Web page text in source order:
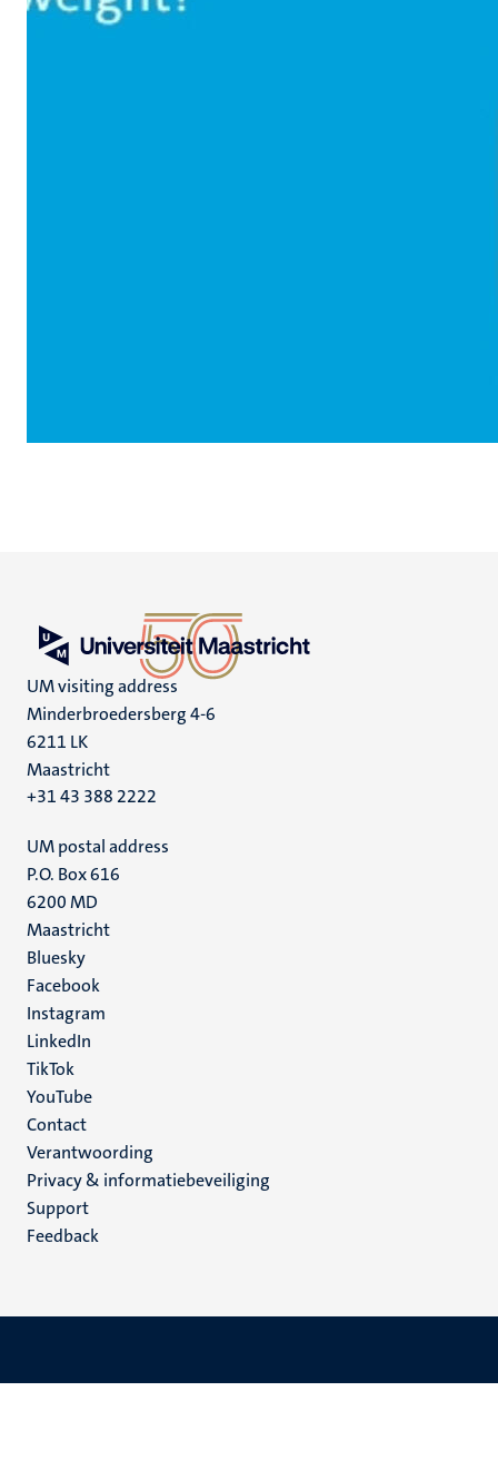
UM visiting address
Minderbroedersberg 4-6
6211 LK
Maastricht
+31 43 388 2222
UM postal address
P.O. Box 616
6200 MD
Maastricht
Social
media
Bluesky
Facebook
Instagram
LinkedIn
TikTok
YouTube
Menu
footer
(NL)
Contact
Verantwoording
Privacy & informatiebeveiliging
Support
Feedback